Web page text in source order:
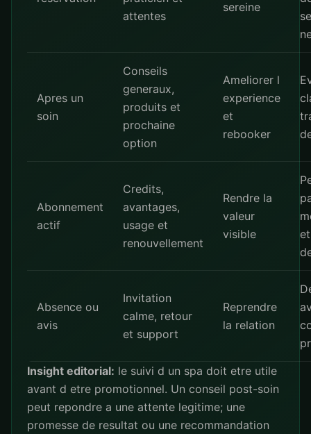
attentes
sereine
Apres un
soin
Conseils
generaux,
produits et
prochaine
option
Ameliorer l
experience
et
rebooker
Abonnement
actif
Credits,
avantages,
usage et
renouvellement
Rendre la
valeur
visible
et
Absence ou
avis
Invitation
calme, retour
et support
Reprendre
la relation
Insight editorial: le suivi d un spa doit etre utile
avant d etre promotionnel. Un conseil post-soin
peut repondre a une attente legitime; une
promesse de resultat ou une recommandation